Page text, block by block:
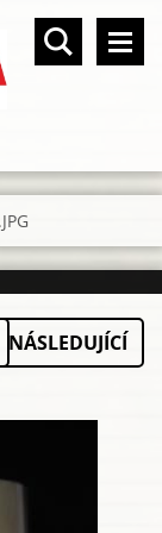
NÁSLEDUJÍCÍ